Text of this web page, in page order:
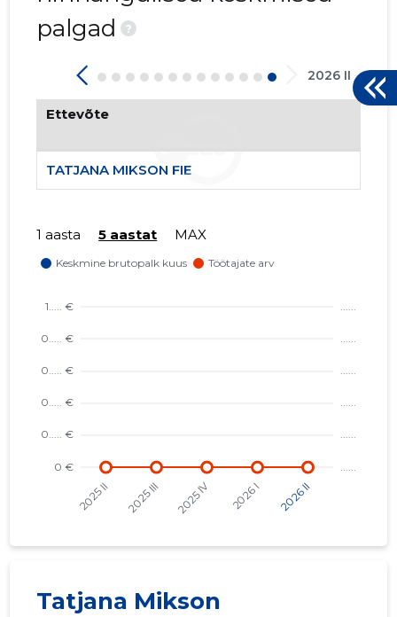
palgad
?
2026 II
Ettevõte
TATJANA MIKSON FIE
1 aasta 5 aastat MAX
Tatjana Mikson